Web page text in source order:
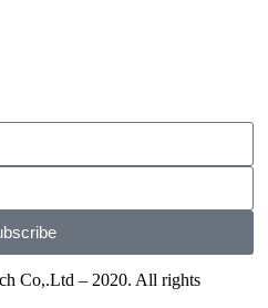
Co,.Ltd – 2020. All rights